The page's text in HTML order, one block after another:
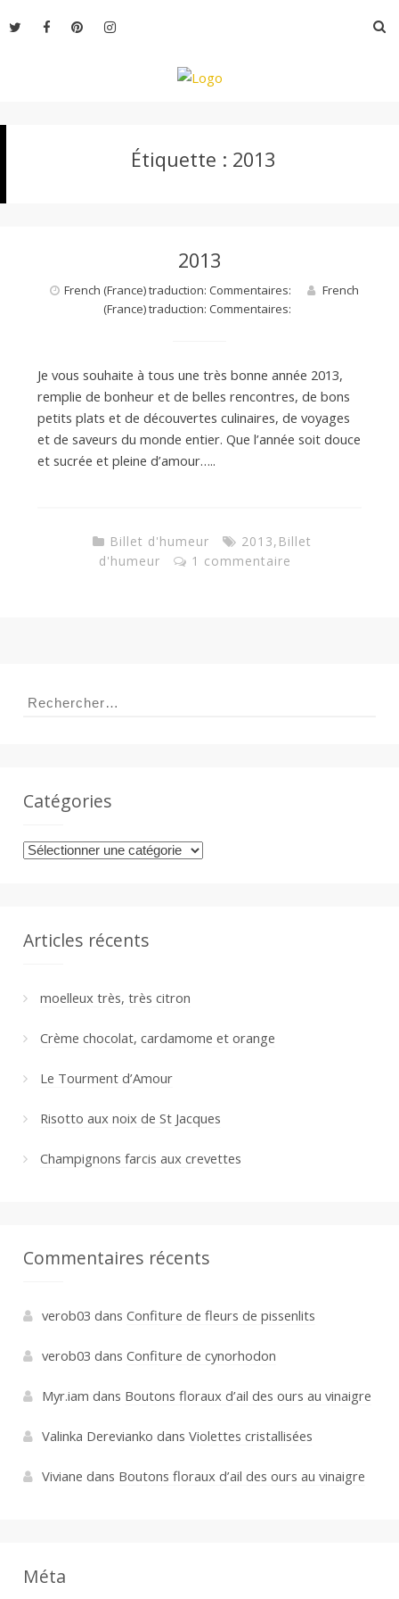
au
a
n
Étiquette : 2013
2013
French (France) traduction: Commentaires:
French
(France) traduction: Commentaires:
Je vous souhaite à tous une très bonne année 2013,
remplie de bonheur et de belles rencontres, de bons
petits plats et de découvertes culinaires, de voyages
et de saveurs du monde entier. Que l’année soit douce
et sucrée et pleine d’amour…..
Billet d'humeur 2013, Billet
d'humeur
1 commentaire
Rechercher :
Catégories
Catégories
Articles récents
moelleux très, très citron
Crème chocolat, cardamome et orange
Le Tourment d’Amour
Risotto aux noix de St Jacques
Champignons farcis aux crevettes
Commentaires récents
verob03 dans Confiture de fleurs de pissenlits
verob03 dans Confiture de cynorhodon
Myr.iam dans Boutons floraux d’ail des ours au vinaigre
Valinka Derevianko dans Violettes cristallisées
Viviane dans Boutons floraux d’ail des ours au vinaigre
Méta